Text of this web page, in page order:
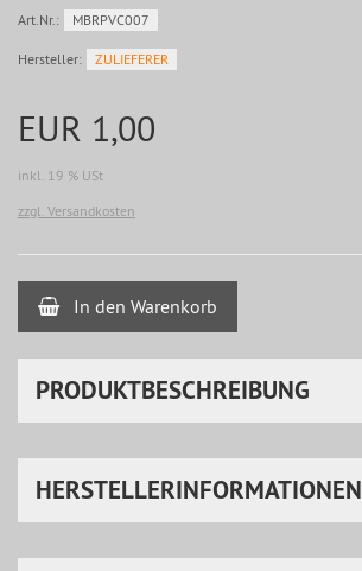
Art.Nr.: MBRPVC007
Hersteller: ZULIEFERER
EUR 1,00
inkl. 19 % USt
zzgl. Versandkosten
In den Warenkorb
PRODUKTBESCHREIBUNG
HERSTELLERINFORMATIONEN